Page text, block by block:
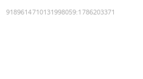
9189614710131998059:1786203371